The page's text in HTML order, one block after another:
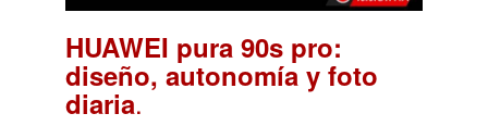
HUAWEI pura 90s pro:
diseño, autonomía y foto
diaria.